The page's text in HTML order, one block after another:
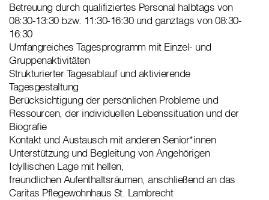
Betreuung durch qualifiziertes Personal halbtags von
08:30-13:30 bzw. 11:30-16:30 und ganztags von 08:30-
16:30
Umfangreiches Tagesprogramm mit Einzel- und
Gruppenaktivitäten
Strukturierter Tagesablauf und aktivierende
Tagesgestaltung
Berücksichtigung der persönlichen Probleme und
Ressourcen, der individuellen Lebenssituation und der
Biografie
Kontakt und Austausch mit anderen Senior*innen
Unterstützung und Begleitung von Angehörigen
Idyllischen Lage mit hellen,
freundlichen Aufenthaltsräumen, anschließend an das
Caritas Pflegewohnhaus St. Lambrecht